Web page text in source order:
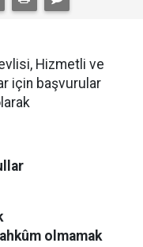
Hizmetli ve
için başvurular
olmamak